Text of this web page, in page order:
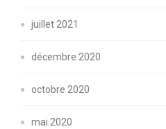
juillet 2021
décembre 2020
octobre 2020
mai 2020